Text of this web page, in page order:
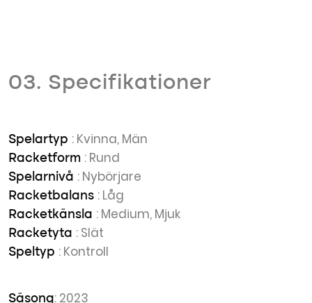
03. Specifikationer
Spelartyp : Kvinna, Män
Racketform : Rund
Spelarnivå : Nybörjare
Racketbalans : Låg
Racketkänsla : Medium, Mjuk
Racketyta : Slät
Speltyp : Kontroll
Säsong: 2023